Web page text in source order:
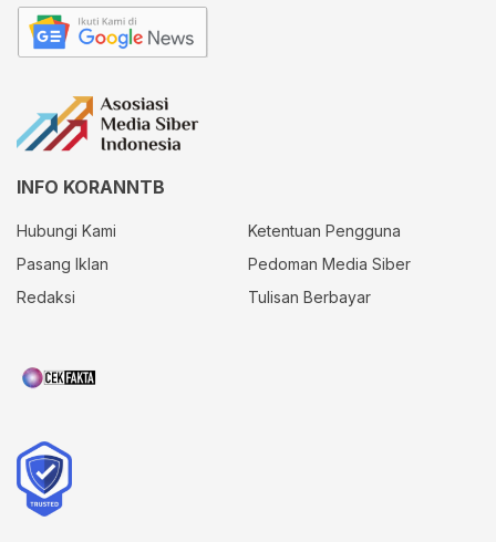
INFO KORANNTB
Hubungi Kami
Ketentuan Pengguna
Pasang Iklan
Pedoman Media Siber
Redaksi
Tulisan Berbayar